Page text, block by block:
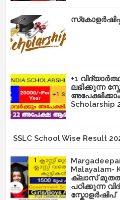
+1
ലഭിക്കുന്ന
Scholarship
SSLC School Wise Result
Malayalam-
ക്ലാസ്
പഠിക്കുന്ന
സ്കോളർഷിപ്